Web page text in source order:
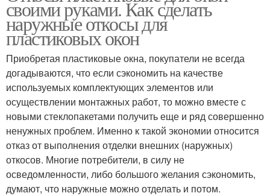
своими руками. Как сделать
наружные откосы для
пластиковых окон
Приобретая пластиковые окна, покупатели не всегда
догадываются, что если сэкономить на качестве
используемых комплектующих элементов или
осуществлении монтажных работ, то можно вместе с
новыми стеклопакетами получить еще и ряд совершенно
ненужных проблем. Именно к такой экономии относится
отказ от выполнения отделки внешних (наружных)
откосов. Многие потребители, в силу не
осведомленности, либо большого желания сэкономить,
думают, что наружные можно отделать и потом.